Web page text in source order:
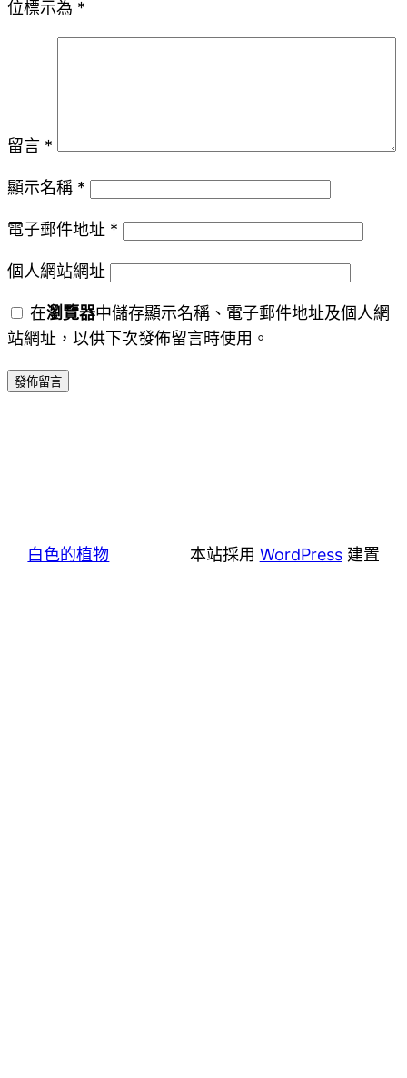
位標示為 *
留言 *
顯示名稱 *
電子郵件地址 *
個人網站網址
在瀏覽器中儲存顯示名稱、電子郵件地址及個人網
站網址，以供下次發佈留言時使用。
白色的植物 本站採用 WordPress建置